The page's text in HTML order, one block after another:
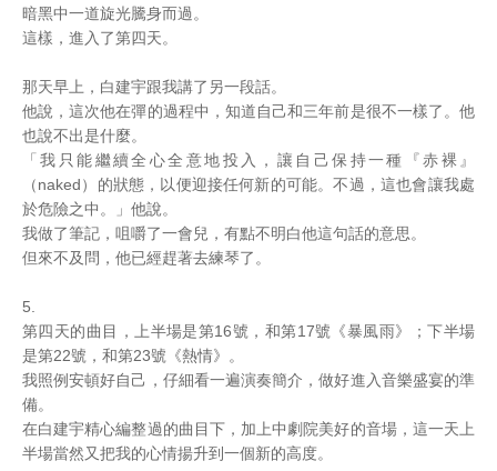
暗黑中一道旋光騰身而過。
這樣，進入了第四天。
那天早上，白建宇跟我講了另一段話。
他說，這次他在彈的過程中，知道自己和三年前是很不一樣了。他
也說不出是什麼。
「我只能繼續全心全意地投入，讓自己保持一種『赤裸』
（naked）的狀態，以便迎接任何新的可能。不過，這也會讓我處
於危險之中。」他說。
我做了筆記，咀嚼了一會兒，有點不明白他這句話的意思。
但來不及問，他已經趕著去練琴了。
5.
第四天的曲目，上半場是第16號，和第17號《暴風雨》；下半場
是第22號，和第23號《熱情》。
我照例安頓好自己，仔細看一遍演奏簡介，做好進入音樂盛宴的準
備。
在白建宇精心編整過的曲目下，加上中劇院美好的音場，這一天上
半場當然又把我的心情揚升到一個新的高度。